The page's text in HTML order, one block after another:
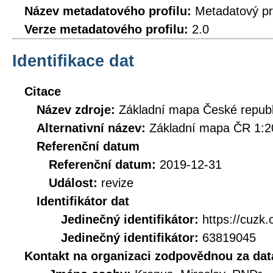
Název metadatového profilu: Metadatový
Verze metadatového profilu: 2.0
Identifikace dat
Citace
Název zdroje: Základní mapa České
Alternativní název: Základní mapa ČR
Referenční datum
Referenční datum: 2019-12-31
Událost: revize
Identifikátor dat
Jedinečný identifikátor: https://
Jedinečný identifikátor: 63819045
Kontakt na organizaci zodpovědnou za